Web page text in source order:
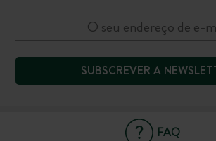
SUBSCREVER A
FAQ